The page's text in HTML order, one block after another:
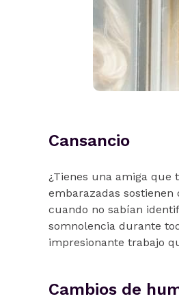
Cansancio
¿Tienes una amiga que
embarazadas
cuando no sabían
somnolencia durante
impresionante trabajo
Cambios de